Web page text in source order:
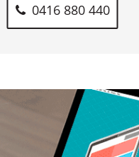
0416 880 440